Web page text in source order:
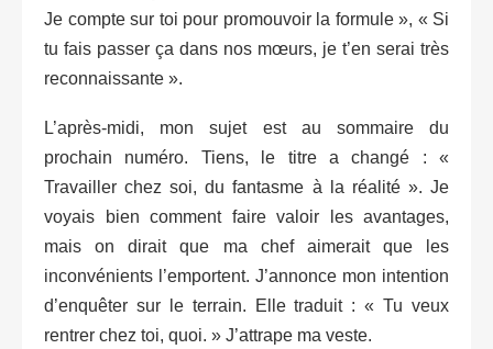
Je compte sur toi pour promouvoir la formule », « Si
tu fais passer ça dans nos mœurs, je t’en serai très
reconnaissante ».
L’après-midi, mon sujet est au sommaire du
prochain numéro. Tiens, le titre a changé : «
Travailler chez soi, du fantasme à la réalité ». Je
voyais bien comment faire valoir les avantages,
mais on dirait que ma chef aimerait que les
inconvénients l’emportent. J’annonce mon intention
d’enquêter sur le terrain. Elle traduit : « Tu veux
rentrer chez toi, quoi. » J’attrape ma veste.